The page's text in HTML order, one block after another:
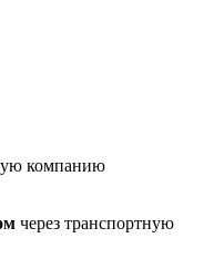
компанию
через транспортную